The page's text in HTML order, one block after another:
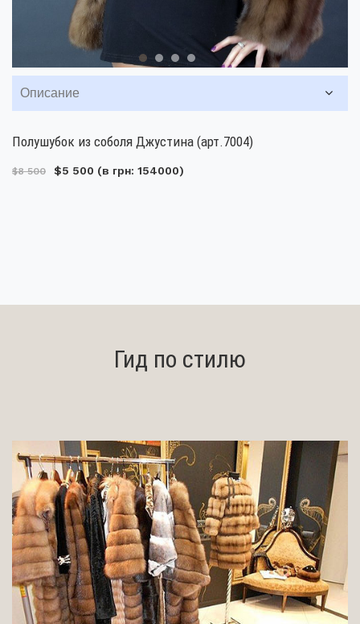
Описание
Полушубок из соболя Джустина (арт.7004)
$8 500 $5 500 (в грн: 154000)
Гид по стилю